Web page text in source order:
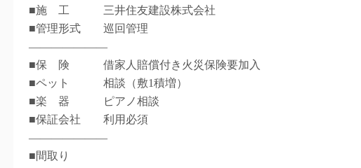
■施 工 三井住友建設株式会社
■管理形式 巡回管理
―――――――
■保 険 借家人賠償付き火災保険要加入
■ペット 相談（敷1積増）
■楽 器 ピアノ相談
■保証会社 利用必須
―――――――
■間取り